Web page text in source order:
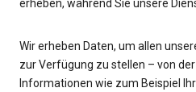
erheben, während Sie unsere
Wir erheben Daten, um allen
zur Verfügung zu stellen – von
Informationen wie zum Beispiel